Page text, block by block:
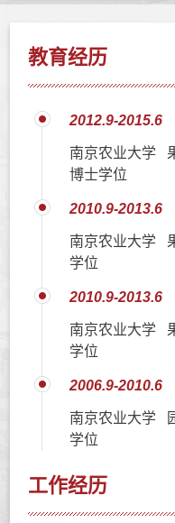
教育经历
2012.9-2015.6
南京农业大学
博士学位
2010.9-2013.6
南京农业大学
学位
2010.9-2013.6
南京农业大学
学位
2006.9-2010.6
南京农业大学
学位
工作经历